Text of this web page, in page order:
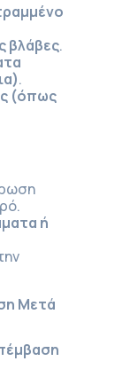
βλάβες.
.
(όπως
ή
Μετά